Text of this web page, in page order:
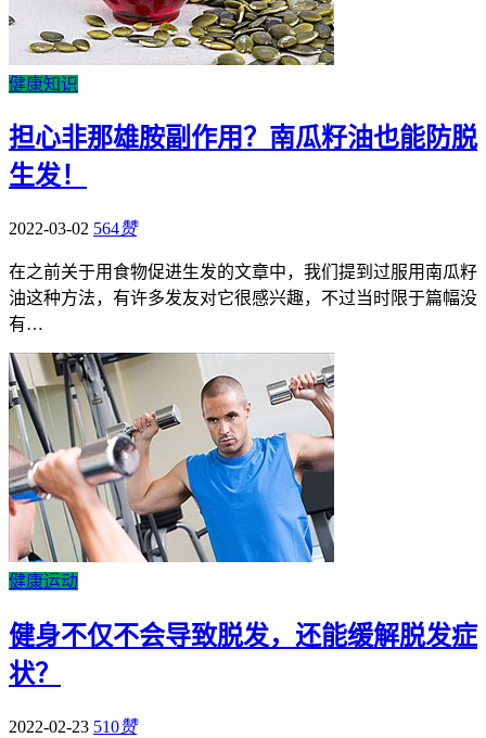
健康知识
担心非那雄胺副作用？南瓜籽油也能防脱
生发！
2022-03-02 564赞
在之前关于用食物促进生发的文章中，我们提到过服用南瓜籽
油这种方法，有许多发友对它很感兴趣，不过当时限于篇幅没
有…
健康运动
健身不仅不会导致脱发，还能缓解脱发症
状？
2022-02-23 510赞